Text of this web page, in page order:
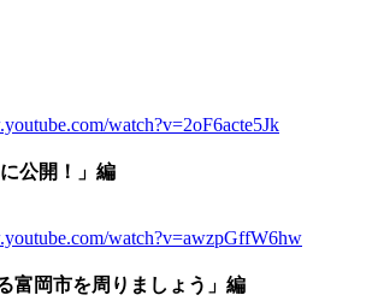
watch?v=2oF6acte5Jk
公開！」編
watch?v=awzpGffW6hw
富岡市を周りましょう」編